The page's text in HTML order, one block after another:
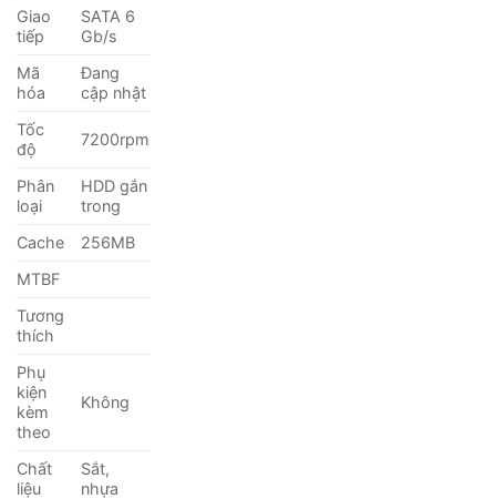
Giao
tiếp
SATA 6
Gb/s
Mã
hóa
Đang
cập nhật
Tốc
độ
7200rpm
Phân
loại
HDD gắn
trong
Cache
256MB
MTBF
Tương
thích
Phụ
kiện
kèm
theo
Không
Chất
liệu
Sắt,
nhựa